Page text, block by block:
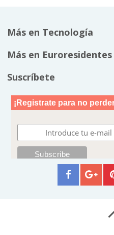
Más en Tecnología
Más en Euroresidentes
Suscríbete